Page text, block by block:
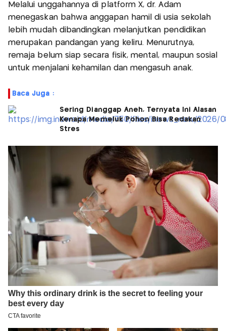
Melalui unggahannya di platform X, dr. Adam
menegaskan bahwa anggapan hamil di usia sekolah
lebih mudah dibandingkan melanjutkan pendidikan
merupakan pandangan yang keliru. Menurutnya,
remaja belum siap secara fisik, mental, maupun sosial
untuk menjalani kehamilan dan mengasuh anak.
Baca Juga :
Sering Dianggap Aneh, Ternyata Ini Alasan
Kenapa Memeluk Pohon Bisa Redakan
Stres